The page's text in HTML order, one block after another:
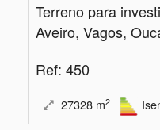
Terreno para
Aveiro, Vagos,
Ref: 450
27328 m2